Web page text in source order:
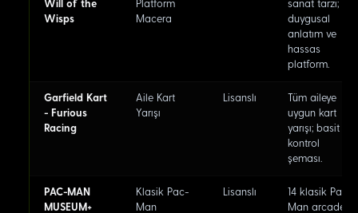
Will of the
Wisps
Platform
Macera
sanat tarzı;
duygusal
anlatım ve
hassas
platform.
Garfield Kart
- Furious
Racing
Aile Kart
Yarışı
Lisanslı
Tüm aileye
uygun kart
yarışı; basit
kontrol
şeması.
PAC-MAN
MUSEUM+
Klasik Pac-
Man
Lisanslı
14 klasik Pac-
Man arcade